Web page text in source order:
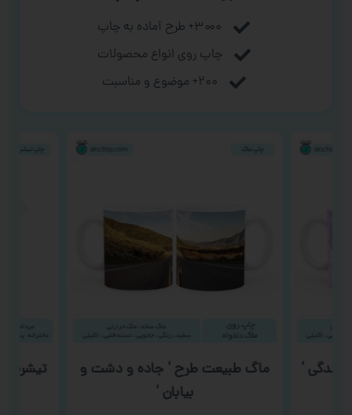
۳۰۰۰+ طرح آماده به چاپ
چاپ روی انواع محصولات
۲۰۰+ موضوع و مناسبت
زندگی ‘
ماگ طبیعت طرح ‘ جاده و دشت و
بیابان ‘
تیشرت